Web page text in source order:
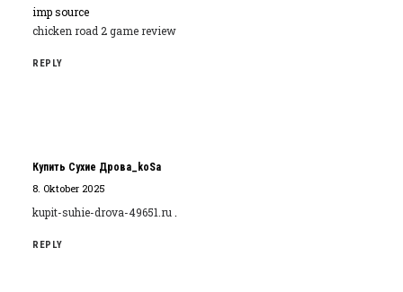
imp source
chicken road 2 game review
REPLY
Купить Сухие Дрова_koSa
8. Oktober 2025
kupit-suhie-drova-49651.ru
REPLY